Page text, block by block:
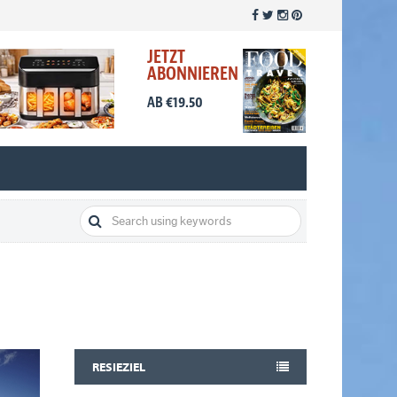
JETZT
ABONNIEREN
AB €19.50
RESIEZIEL